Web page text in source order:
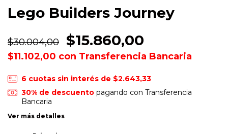
Lego Builders Journey
$30.004,00 $15.860,00
$11.102,00 con Transferencia Bancaria
6 cuotas sin interés de $2.643,33
30% de descuentopagando con Transferencia
Bancaria
Ver más detalles